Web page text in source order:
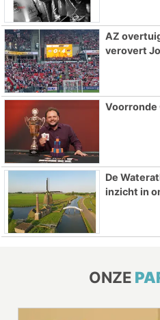
AZ
verovert
Voorronde
De
inzicht in
ONZE